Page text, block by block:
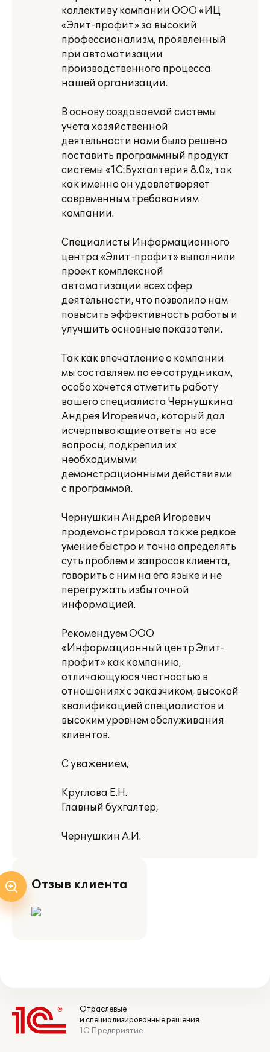
коллективу компании ООО «ИЦ
«Элит-профит» за высокий
профессионализм, проявленный
при автоматизации
производственного процесса
нашей организации.
В основу создаваемой системы
учета хозяйственной
деятельности нами было решено
поставить программный продукт
системы «1C:Бухгалтерия 8.0», так
как именно он удовлетворяет
современным требованиям
компании.
Специалисты Информационного
центра «Элит-профит» выполнили
проект комплексной
автоматизации всех сфер
деятельности, что позволило нам
повысить эффективность работы и
улучшить основные показатели.
Так как впечатление о компании
мы составляем по ее сотрудникам,
особо хочется отметить работу
вашего специалиста Чернушкина
Андрея Игоревича, который дал
исчерпывающие ответы на все
вопросы, подкрепил их
необходимыми
демонстрационными действиями
с программой.
Чернушкин Андрей Игоревич
продемонстрировал также редкое
умение быстро и точно определять
суть проблем и запросов клиента,
говорить с ним на его языке и не
перегружать избыточной
информацией.
Рекомендуем ООО
«Информационный центр Элит-
профит» как компанию,
отличающуюся честностью в
отношениях с заказчиком, высокой
квалификацией специалистов и
высоким уровнем обслуживания
клиентов.
С уважением,
Круглова Е.Н.
Главный бухгалтер,
Чернушкин А.И.
Отзыв клиента
Отраслевые
и специализированные решения
1С:Предприятие